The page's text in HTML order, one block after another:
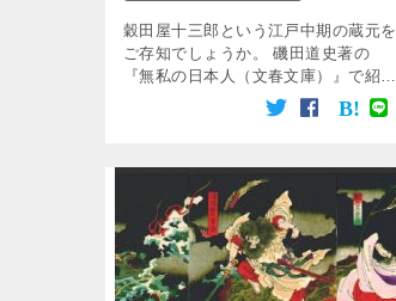
穀田屋十三郎という江戸中期の蔵元を
ご存知でしょうか。 磯田道史著の
『無私の日本人（文春文庫）』で紹介
された3人の人物のうちのひとりとし
て紹介されました。 また、松竹映画
サダヲが穀田屋十 […]